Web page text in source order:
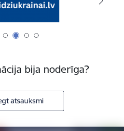
bija noderīga?
atsauksmi